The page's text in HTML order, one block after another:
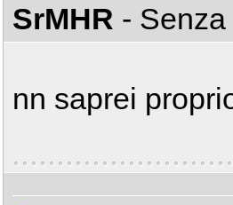
SrMHR -
nn saprei